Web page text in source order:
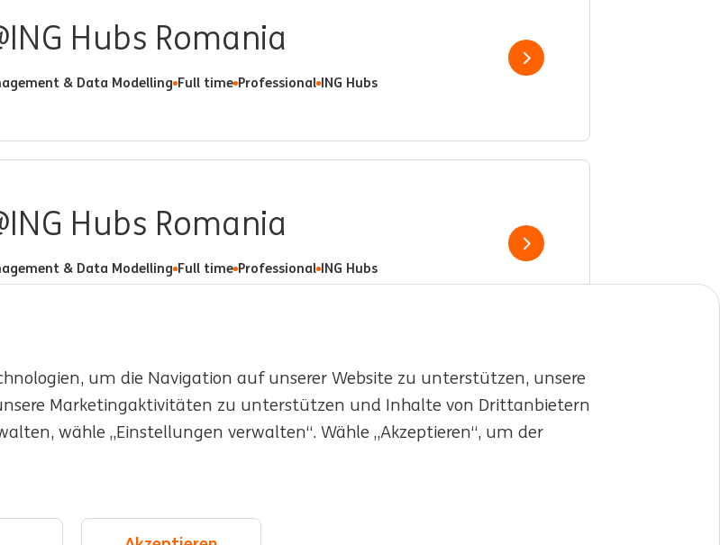
Hubs Romania
& Data Modelling Full time Professional ING Hubs
Show job
Hubs Romania
& Data Modelling Full time Professional ING Hubs
Show job
Standorte
um die Navigation auf unserer Website zu unterstützen, unsere
Marketingaktivitäten zu unterstützen und Inhalte von Drittanbietern
wähle „Einstellungen verwalten“. Wähle „Akzeptieren“, um der